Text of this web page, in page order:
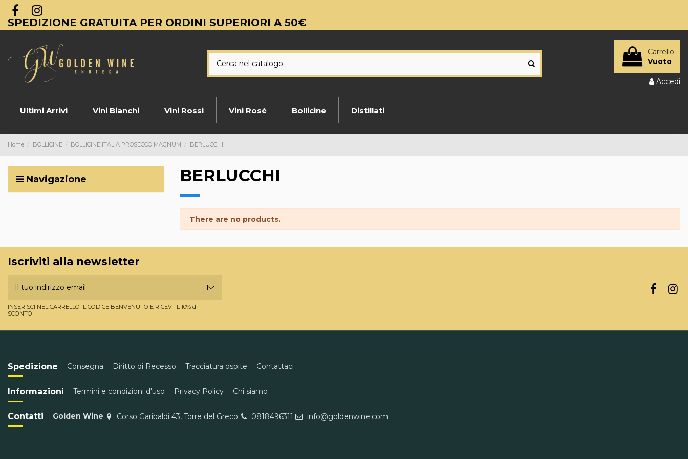
SPEDIZIONE GRATUITA PER ORDINI SUPERIORI A 50€
Carrello
Vuoto
Accedi
Ultimi Arrivi Vini Bianchi Vini Rossi Vini Rosè Bollicine Distillati
Home BOLLICINE BOLLICINE ITALIA PROSECCO MAGNUM BERLUCCHI
BERLUCCHI
There are no products.
Navigazione
Iscriviti alla newsletter
INSERISCI NEL CARRELLO IL CODICE BENVENUTO E RICEVI IL 10% di
SCONTO
Spedizione Consegna Diritto di Recesso Tracciatura ospite Contattaci
Informazioni Termini e condizioni d'uso Privacy Policy Chi siamo
Contatti Golden Wine Corso Garibaldi 43, Torre del Greco 0818496311 info@goldenwine.com